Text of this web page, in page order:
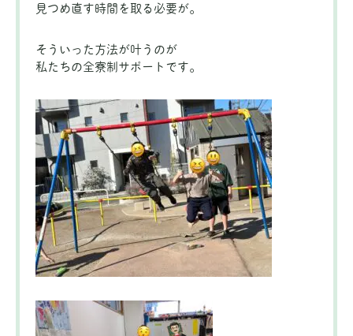
見つめ直す時間を取る必要が。
そういった方法が叶うのが
私たちの全寮制サポートです。